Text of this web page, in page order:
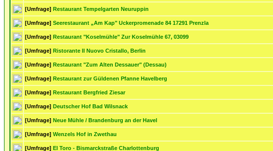
[Umfrage] Restaurant Tempelgarten Neuruppin
[Umfrage] Seerestaurant „Am Kap" Uckerpromenade 84 17291 Prenzla
[Umfrage] Restaurant "Koselmühle" Zur Koselmühle 67, 03099
[Umfrage] Ristorante Il Nuovo Cristallo, Berlin
[Umfrage] Restaurant "Zum Alten Dessauer" (Dessau)
[Umfrage] Restaurant zur Güldenen Pfanne Havelberg
[Umfrage] Restaurant Bergfried Ziesar
[Umfrage] Deutscher Hof Bad Wilsnack
[Umfrage] Neue Mühle / Brandenburg an der Havel
[Umfrage] Wenzels Hof in Zwethau
[Umfrage] El Toro - Bismarckstraße Charlottenburg